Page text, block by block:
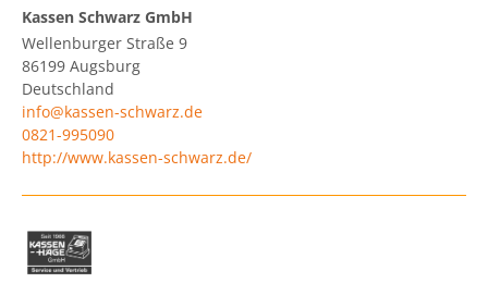
Kassen Schwarz GmbH
Wellenburger Straße 9
86199 Augsburg
Deutschland
info@kassen-schwarz.de
0821-995090
http://www.kassen-schwarz.de/